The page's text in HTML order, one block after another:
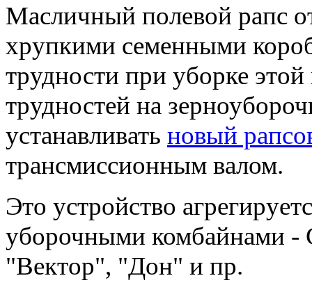
Масличный полевой рапс
хрупкими семенными
трудности при уборке
трудностей на
устанавливать новый
трансмиссионным валом.
Это устройство
уборочными комбайнами -
"Вектор", "Дон" и пр.